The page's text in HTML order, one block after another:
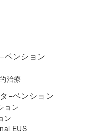
ベンション
治療
−ベンション
ョン
ン
EUS